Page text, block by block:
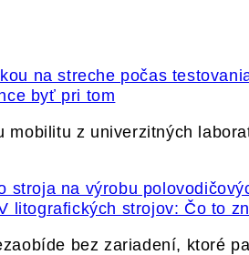
byť pri tom
mobilitu z univerzitných
litografických strojov: Čo to
bez zariadení, ktoré